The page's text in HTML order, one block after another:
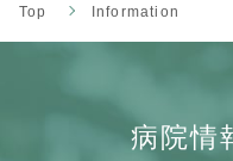
Top Information
病院情